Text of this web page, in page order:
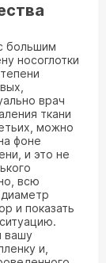
большим
носоглотки
врач
ткани
можно
фоне
и это не
всю
и показать
вашу
и,